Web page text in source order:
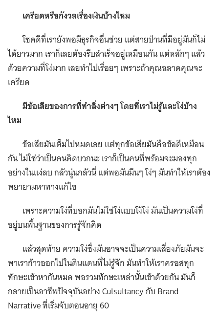
เครียดหรือกังวลเรื่องเงินบ้างไหม
โชคดีที่เรายังพอมีธุรกิจอื่นช่วย แต่สายป่านที่มีอยู่มันก็ไม่
ได้ยาวมาก เราก็เลยต้องรีบสำเร็จอยู่เหมือนกัน แต่หลักๆ แล้ว
ด้วยความที่โง่มาก เลยทำไปเรื่อยๆ เพราะถ้าคุณฉลาดคุณจะ
เครียด
มีข้อเสียของการที่ทำสิ่งต่างๆ โดยที่เราไม่รู้และโง่บ้าง
ไหม
ข้อเสียมันเต็มไปหมดเลย แต่ทุกข้อเสียมันคือข้อดีเหมือน
กัน ไม่ใช่ว่าเป็นคนคิดบวกนะ เราก็เป็นคนที่พร้อมจะมองทุก
อย่างในแง่ลบ กลัวนู่นกลัวนี่ แต่พอมันมึนๆ โง่ๆ มันทำให้เราต้อง
พยายามหาทางแก้ไข
เพราะความโง่ที่บอกมันไม่ใช่โง่แบบโง้โง่ มันเป็นความโง่ที่
อยู่บนพื้นฐานของการรู้จักคิด
แล้วสุดท้าย ความโง่ซึ่งมันอาจจะเป็นความเสี่ยงภัยมันจะ
พาเราก้าวออกไปในดินแดนที่ไม่รู้จัก มันทำให้เราครอสทุก
ทักษะเข้าหากันหมด พอรวมทักษะเหล่านั้นเข้าด้วยกัน มันก็
กลายเป็นอาชีพปัจจุบันอย่าง Culsultancy กับ Brand
Narrative ที่เริ่มจับตอนอายุ 60